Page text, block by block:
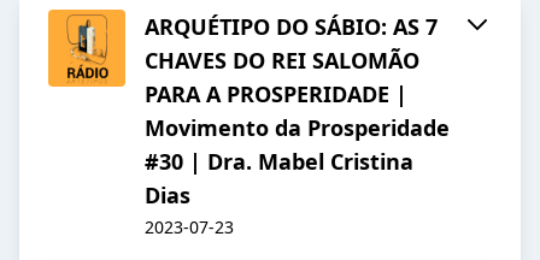
ARQUÉTIPO DO SÁBIO: AS 7
CHAVES DO REI SALOMÃO
PARA A PROSPERIDADE |
Movimento da Prosperidade
#30 | Dra. Mabel Cristina
Dias
2023-07-23